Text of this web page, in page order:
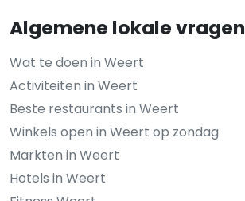
Algemene lokale vragen
Wat te doen in Weert
Activiteiten in Weert
Beste restaurants in Weert
Winkels open in Weert op zondag
Markten in Weert
Hotels in Weert